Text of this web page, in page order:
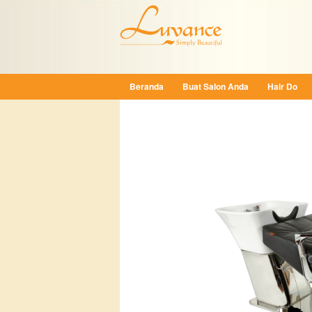
Beranda Buat Salon Anda Hair Do